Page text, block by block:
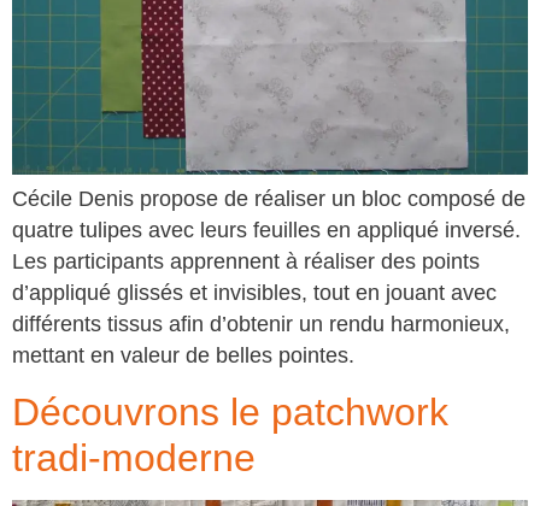
Cécile Denis propose de réaliser un bloc composé de
quatre tulipes avec leurs feuilles en appliqué inversé.
Les participants apprennent à réaliser des points
d’appliqué glissés et invisibles, tout en jouant avec
différents tissus afin d’obtenir un rendu harmonieux,
mettant en valeur de belles pointes.
Découvrons le patchwork
tradi-moderne